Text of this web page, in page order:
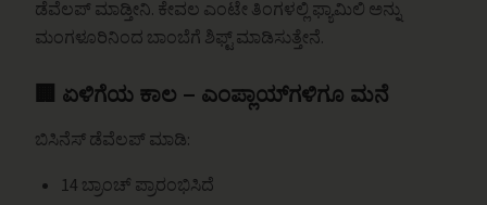
ಡೆವೆಲಪ್ ಮಾಡ್ತೀನಿ. ಕೇವಲ ಎಂಟೇ ತಿಂಗಳಲ್ಲಿ ಫ್ಯಾಮಿಲಿ ಅನ್ನು
ಮಂಗಳೂರಿನಿಂದ ಬಾಂಬೆಗೆ ಶಿಫ್ಟ್ ಮಾಡಿಸುತ್ತೇನೆ.
🏢 ಏಳಿಗೆಯ ಕಾಲ – ಎಂಪ್ಲಾಯ್‌ಗಳಿಗೂ ಮನೆ
ಬಿಸಿನೆಸ್ ಡೆವೆಲಪ್ ಮಾಡಿ:
14 ಬ್ರಾಂಚ್ ಪ್ರಾರಂಭಿಸಿದೆ